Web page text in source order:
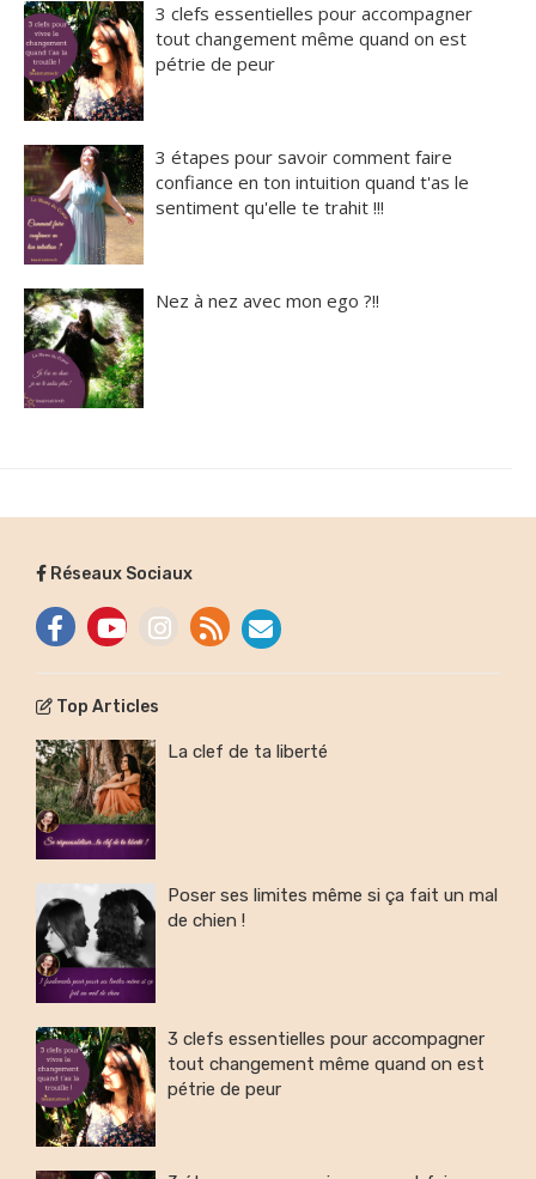
3 clefs essentielles pour accompagner
tout changement même quand on est
pétrie de peur
3 étapes pour savoir comment faire
confiance en ton intuition quand t'as le
sentiment qu'elle te trahit !!!
Nez à nez avec mon ego ?!!
Réseaux Sociaux
Top Articles
La clef de ta liberté
Poser ses limites même si ça fait un mal
de chien !
3 clefs essentielles pour accompagner
tout changement même quand on est
pétrie de peur